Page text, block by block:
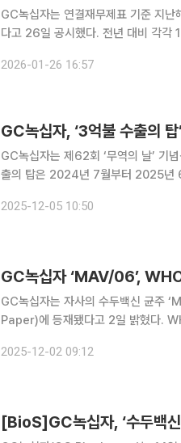
GC녹십자는 연결재무제표 기준 지
다고 26일 공시했다. 전년 대비 각각
측은 지난해 실적 개선의 핵심 요인으
2026-01-26 16:57
GC녹십자, ‘3억불 수출의
GC녹십자는 제62회 ‘무역의 날’ 기념
출의 탑은 2024년 7월부터 2025년
함께 면역글로불린 ‘알리글로’의 가파
2025-12-05 10:50
GC녹십자 ‘MAV/06’,
GC녹십자는 자사의 수두백신 균주
Paper)에 등재됐다고 2일 밝혔다. WHO 포지션 페이퍼는 전 세계 공중보건 정책과 예방 접종 권
Advisory Group of Experts o
2025-12-02 09:12
[BioS]GC녹십자, ‘수두백